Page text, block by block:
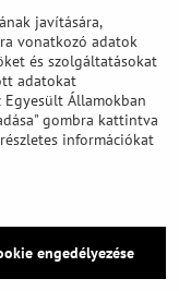
villát ?
Privacy declaration
javítására,
vonatkozó adatok
és szolgáltatásokat
adatokat
Államokban
gombra kattintva
információkat
engedélyezése